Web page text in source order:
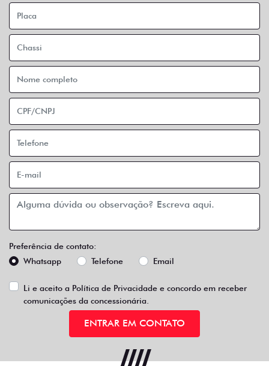
Preferência de contato:
Whatsapp
Telefone Email
Li e aceito a Política de Privacidade e concordo em receber
comunicações da concessionária.
ENTRAR EM CONTATO